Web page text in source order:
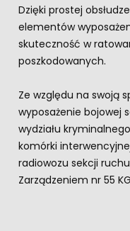
Dzięki prostej
elementów
skuteczność w
poszkodowanych.
Ze względu na swoją
wyposażenie bojowej
wydziału
komórki
radiowozu sekcji
Zarządzeniem nr 55